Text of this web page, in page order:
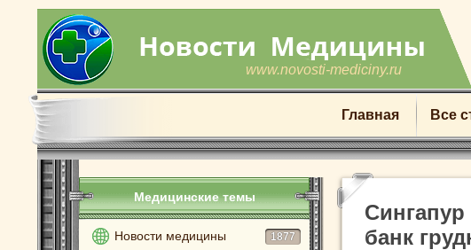
www.novosti-mediciny.ru
Главная Все
Медицинские темы
Новости медицины 1877
банк